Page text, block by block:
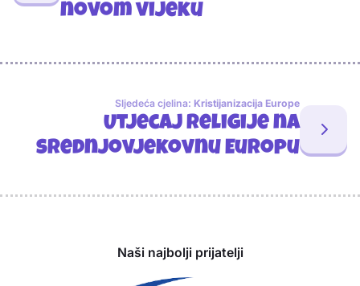
novom vijeku
Sljedeća cjelina: Kristijanizacija Europe
Utjecaj religije na
srednjovjekovnu Europu
Naši najbolji prijatelji